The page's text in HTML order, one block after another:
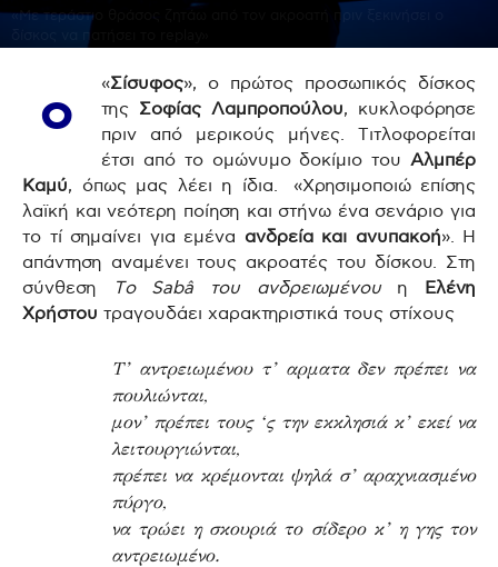
«Με τεράστιο θράσος ζητάω από τον ακροατή πριν ξεκινήσει ο
Ο
«Σίσυφος», ο πρώτος προσωπικός δίσκος
της Σοφίας Λαμπροπούλου, κυκλοφόρησε
πριν από μερικούς μήνες. Τιτλοφορείται
έτσι από το ομώνυμο δοκίμιο του Αλμπέρ
Καμύ, όπως μας λέει η ίδια. «Χρησιμοποιώ επίσης
λαϊκή και νεότερη ποίηση και στήνω ένα σενάριο για
το τί σημαίνει για εμένα ανδρεία και ανυπακοή». Η
απάντηση αναμένει τους ακροατές του δίσκου. Στη
σύνθεση
Το Sabâ του ανδρειωμένουη Ελένη
Χρήστου τραγουδάει χαρακτηριστικά τους στίχους
Τ’ αντρειωμένου τ’ αρματα δεν πρέπει να
πουλιώνται,
μον’ πρέπει τους ‘ς την εκκλησιά κ’ εκεί να
λειτουργιώνται,
πρέπει να κρέμονται ψηλά σ’ αραχνιασμένο
πύργο,
να τρώει η σκουριά το σίδερο κ’ η γης τον
αντρειωμένο.